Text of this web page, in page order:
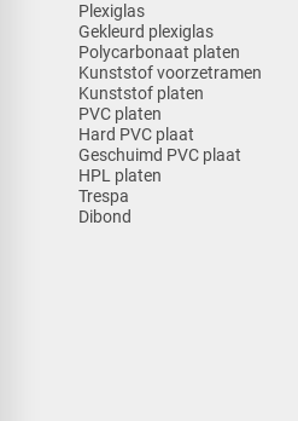
Plexiglas
Gekleurd plexiglas
Polycarbonaat platen
Kunststof voorzetramen
Kunststof platen
PVC platen
Hard PVC plaat
Geschuimd PVC plaat
HPL platen
Trespa
Dibond